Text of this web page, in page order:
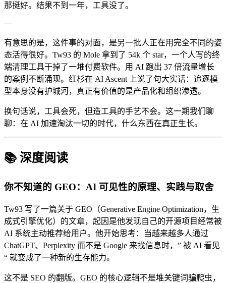
那挺好。结果不到一年，工具没了。
—
有意思的是，这件事的对面，是另一批人正在用完全不同的姿
态活得很好。Tw93 的 Mole 拿到了 54k 个 star，一个人写的终
端清理工具干掉了一堆付费软件。用 AI 跑出 37 倍流量增长
的案例不断涌现。红杉在 AI Ascent 上说了句大实话：追逐模
型本身没有护城河，真正有价值的是产品化和组织渗透。
换句话说，工具会死，但造工具的手艺不会。这一期我们聊
聊：在 AI 加速淘汰一切的时代，什么东西在真正生长。
📚 深度阅读
你不知道的 GEO：AI 可见性的原理、实践与取舍
Tw93 写了一篇关于 GEO（Generative Engine Optimization，生
成式引擎优化）的文章，起因是他发现自己的开源项目经常被
AI 系统主动推荐给用户。他开始思考：当越来越多人通过
ChatGPT、Perplexity 而不是 Google 来找信息时，” 被 AI 看见
“ 就变成了一种新的生存能力。
这不是 SEO 的翻版。GEO 的核心逻辑不是堆关键词骗爬虫，